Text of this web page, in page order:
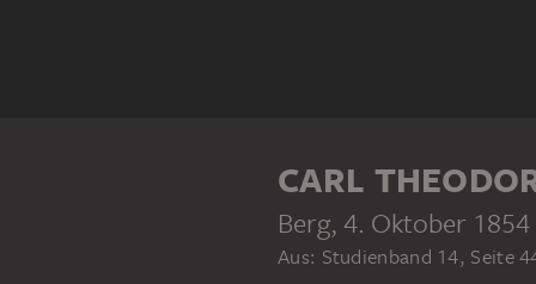
CARL
Berg, 4. Oktober 1854
Aus: Studienband 14, Seite